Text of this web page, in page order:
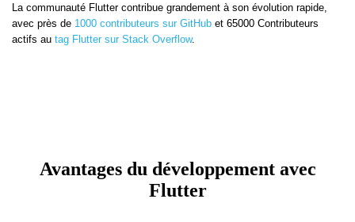
La communauté Flutter contribue grandement à son évolution rapide,
avec près de 1000 contributeurs sur GitHub et 65000 Contributeurs
actifs au tag Flutter sur Stack Overflow.
Avantages du développement avec
Flutter